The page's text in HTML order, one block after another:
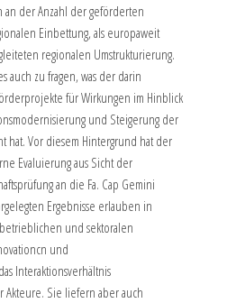
an der Anzahl der geförderten
Einbettung, als europaweit
regionalen Umstrukturierung.
auch zu fragen, was der darin
für Wirkungen im Hinblick
und Steigerung der
hat. Vor diesem Hintergrund hat der
Evaluierung aus Sicht der
an die Fa. Cap Gemini
Ergebnisse erlauben in
und sektoralen
und
Interaktionsverhältnis
Sie liefern aber auch